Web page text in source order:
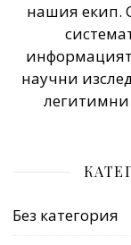
нашия екип.
научни
Без категория